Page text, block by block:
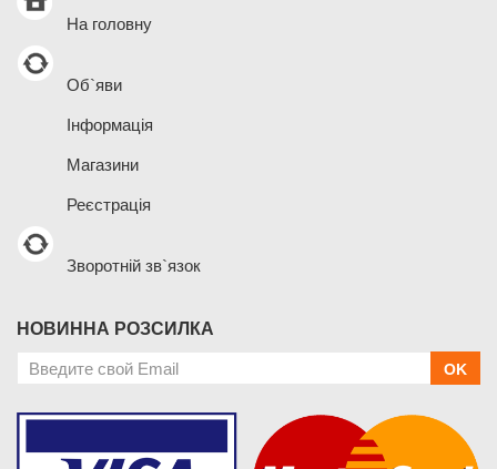
На головну
Об`яви
Інформація
Магазини
Реєстрація
Зворотній зв`язок
НОВИННА РОЗСИЛКА
OK